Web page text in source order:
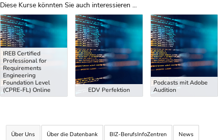
Diese Kurse könnten Sie auch interessieren ...
Uber Weiterbildungsvorschläge
IREB Certified
Professional for
Requirements
Engineering
Foundation Level
(CPRE-FL) Online
EDV Perfektion
Podcasts mit Adobe
Audition
Über Uns Über die Datenbank BIZ-BerufsInfoZentren News